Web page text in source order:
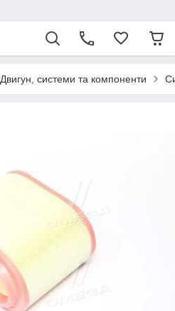
Двигун, системи та компоненти